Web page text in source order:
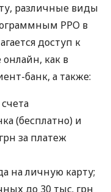
различные виды
РРО в
доступ к
как в
банк, а также:
(бесплатно) и
за платеж
на личную карту;
до 30 тыс. грн